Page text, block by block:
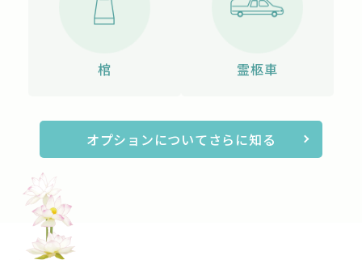
棺 霊柩車
オプションについてさらに知る